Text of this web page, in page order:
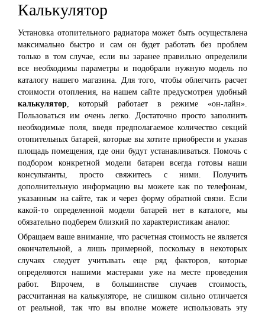
Калькулятор
Установка отопительного радиатора может быть осуществлена
максимально быстро и сам он будет работать без проблем
только в том случае, если вы заранее правильно определили
все необходимы параметры и подобрали нужную модель по
каталогу нашего магазина. Для того, чтобы облегчить расчет
стоимости отопления, на нашем сайте предусмотрен удобный
калькулятор, который работает в режиме «он-лайн».
Пользоваться им очень легко. Достаточно просто заполнить
необходимые поля, введя предполагаемое количество секций
отопительных батарей, которые вы хотите приобрести и указав
площадь помещения, где они будут устанавливаться. Помочь с
подбором конкретной модели батареи всегда готовы наши
консультанты, просто свяжитесь с ними. Получить
дополнительную информацию вы можете как по телефонам,
указанным на сайте, так и через форму обратной связи. Если
какой-то определенной модели батарей нет в каталоге, мы
обязательно подберем близкий по характеристикам аналог.
Обращаем ваше внимание, что расчетная стоимость не является
окончательной, а лишь примерной, поскольку в некоторых
случаях следует учитывать еще ряд факторов, которые
определяются нашими мастерами уже на месте проведения
работ. Впрочем, в большинстве случаев стоимость,
рассчитанная на калькуляторе, не слишком сильно отличается
от реальной, так что вы вполне можете использовать эту